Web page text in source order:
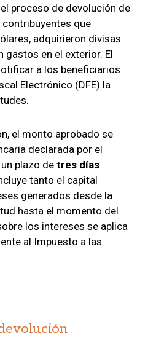
proceso de devolución de
que
adquirieron divisas
gastos en el exterior. El
a los beneficiarios
Electrónico (DFE) la
el monto aprobado se
declarada por el
plazo de tres días
tanto el capital
generados desde la
hasta el momento del
los intereses se aplica
al Impuesto a las